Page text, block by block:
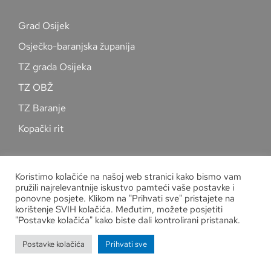
Grad Osijek
Osječko-baranjska županija
TZ grada Osijeka
TZ OBŽ
TZ Baranje
Kopački rit
Zaštita osobnih podataka
Copyright
Kuglački savez grada Osijeka
Koristimo kolačiće na našoj web stranici kako bismo vam
pružili najrelevantnije iskustvo pamteći vaše postavke i
ponovne posjete. Klikom na "Prihvati sve" pristajete na
korištenje SVIH kolačića. Međutim, možete posjetiti
"Postavke kolačića" kako biste dali kontrolirani pristanak.
Postavke kolačića Prihvati sve